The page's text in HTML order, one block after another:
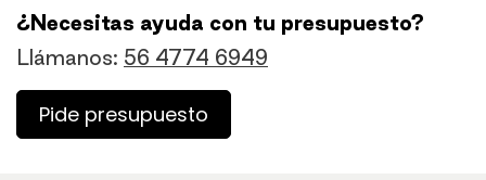
¿Necesitas ayuda con tu presupuesto?
Llámanos: 56 4774 6949
Pide presupuesto